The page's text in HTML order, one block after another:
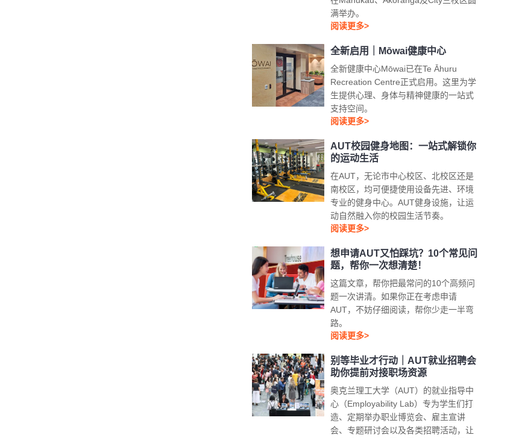
满举办。
阅读更多>
全新启用｜Mōwai健康中心
全新健康中心Mōwai已在Te Āhuru
Recreation Centre正式启用。这里为学
生提供心理、身体与精神健康的一站式
支持空间。
阅读更多>
AUT校园健身地图：一站式解锁你
的运动生活
在AUT，无论市中心校区、北校区还是
南校区，均可便捷使用设备先进、环境
专业的健身中心。AUT健身设施，让运
动自然融入你的校园生活节奏。
阅读更多>
想申请AUT又怕踩坑？10个常见问
题，帮你一次想清楚！
这篇文章，帮你把最常问的10个高频问
题一次讲清。如果你正在考虑申请
AUT，不妨仔细阅读，帮你少走一半弯
路。
阅读更多>
别等毕业才行动｜AUT就业招聘会
助你提前对接职场资源
奥克兰理工大学（AUT）的就业指导中
心（Employability Lab）专为学生们打
造、定期举办职业博览会、雇主宣讲
会、专题研讨会以及各类招聘活动，让